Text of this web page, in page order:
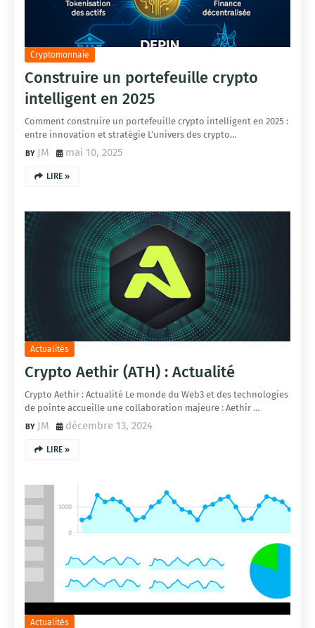
Cryptomonnaie
Construire un portefeuille crypto
intelligent en 2025
Comment construire un portefeuille crypto intelligent en 2025 :
entre innovation et stratégie L’univers des crypto…
JM mai 10, 2025
LIRE »
Actualités
Crypto Aethir (ATH) : Actualité
Crypto Aethir : Actualité Le monde du Web3 et des technologies
de pointe accueille une collaboration majeure : Aethir …
JM décembre 13, 2024
LIRE »
Actualités